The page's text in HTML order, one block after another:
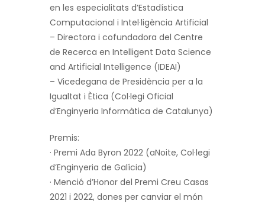
en les especialitats d’Estadística
Computacional i Intel·ligència Artificial
– Directora i cofundadora del Centre
de Recerca en Intelligent Data Science
and Artificial Intelligence (IDEAI)
– Vicedegana de Presidència per a la
Igualtat i Ètica (Col·legi Oficial
d’Enginyeria Informàtica de Catalunya)
Premis:
· Premi Ada Byron 2022 (aNoite, Col·legi
d’Enginyeria de Galícia)
· Menció d’Honor del Premi Creu Casas
2021 i 2022, dones per canviar el món